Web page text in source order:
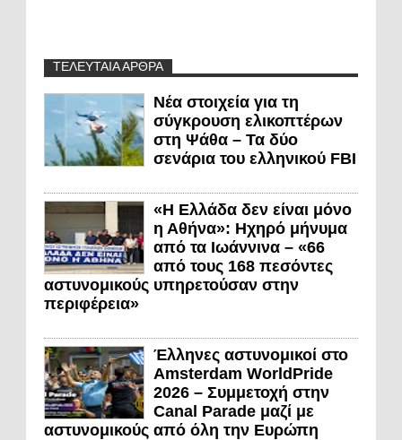
ΤΕΛΕΥΤΑΙΑ ΑΡΘΡΑ
Νέα στοιχεία για τη
σύγκρουση ελικοπτέρων
στη Ψάθα – Τα δύο
σενάρια του ελληνικού FBI
«Η Ελλάδα δεν είναι μόνο
η Αθήνα»: Ηχηρό μήνυμα
από τα Ιωάννινα – «66
από τους 168 πεσόντες
αστυνομικούς υπηρετούσαν στην
περιφέρεια»
Έλληνες αστυνομικοί στο
Amsterdam WorldPride
2026 – Συμμετοχή στην
Canal Parade μαζί με
αστυνομικούς από όλη την Ευρώπη